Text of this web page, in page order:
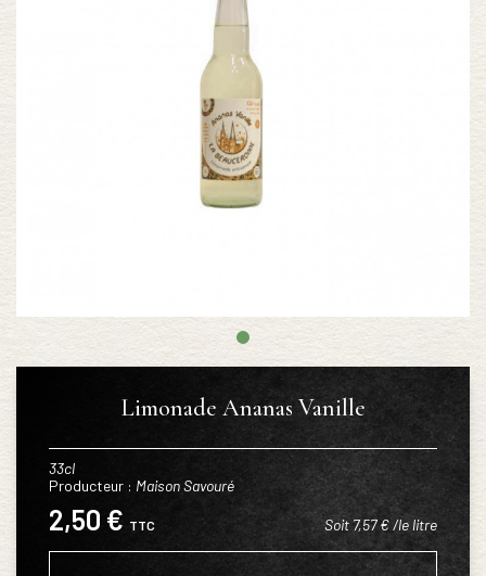
Limonade Ananas Vanille
33cl
Producteur : Maison Savouré
2,50 € TTC Soit 7,57 € /le litre